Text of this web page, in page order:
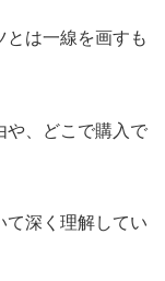
とは一線を画すも
や、どこで購入で
て深く理解してい